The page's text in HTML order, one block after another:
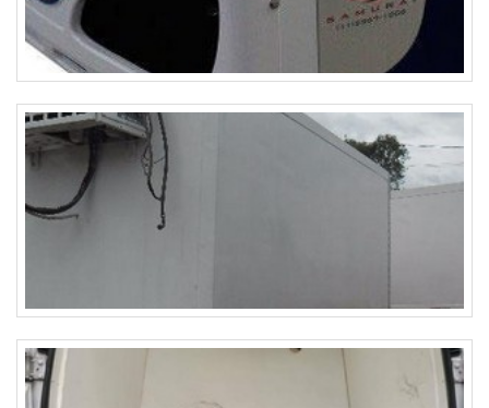
empresa objetiva o que existe de melhor do mercado para
garantir o sucesso dos clientes.A MELHOR EMPRESA NO
SEGMENTOApenas na Dracool Brasil existe variedade e
qualidade quando o assunto for manutenções industriais.
São opções variadas que a empresa oferece, como anel de
vedação para alta pressão e trocador de calor com ótima
qualidade e precisão.Se diferenciando dentro de seu
segmento, a empresa consegue também proporcionar um